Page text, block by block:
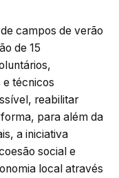
campos de verão
de 15
técnicos
reabilitar
para além da
a iniciativa
social e
local através